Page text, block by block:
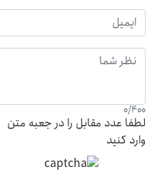
0/400
لطفا عدد مقابل را در جعبه متن
وارد کنید